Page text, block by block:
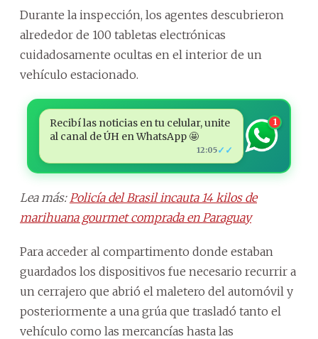
Durante la inspección, los agentes descubrieron
alrededor de 100 tabletas electrónicas
cuidadosamente ocultas en el interior de un
vehículo estacionado.
Recibí las noticias en tu celular, unite
al canal de ÚH en WhatsApp 🤩
12:05✓✓
1
Lea más: Policía del Brasil incauta 14 kilos de
marihuana gourmet comprada en Paraguay
Para acceder al compartimento donde estaban
guardados los dispositivos fue necesario recurrir a
un cerrajero que abrió el maletero del automóvil y
posteriormente a una grúa que trasladó tanto el
vehículo como las mercancías hasta las